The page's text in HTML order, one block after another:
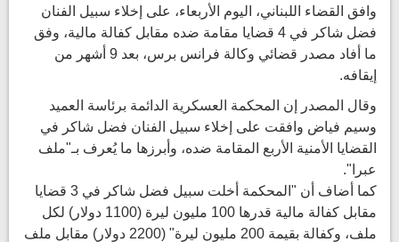
وافق القضاء اللبناني، اليوم الأربعاء، على إخلاء سبيل الفنان
فضل شاكر في 4 قضايا مقامة ضده مقابل كفالة مالية، وفق
ما أفاد مصدر قضائي وكالة فرانس برس، بعد 9 أشهر من
إيقافه.
وقال المصدر إن المحكمة العسكرية الدائمة برئاسة العميد
وسيم فياض وافقت على إخلاء سبيل الفنان فضل شاكر في
القضايا الأمنية الأربع المقامة ضده، وأبرزها ما يُعرف بـ"ملف
عبرا".
كما أضاف أن "المحكمة أخلت سبيل فضل شاكر في 3 قضايا
مقابل كفالة مالية قدرها 100 مليون ليرة (1100 دولار) لكل
ملف، وكفالة بقيمة 200 مليون ليرة" (2200 دولار) مقابل ملف